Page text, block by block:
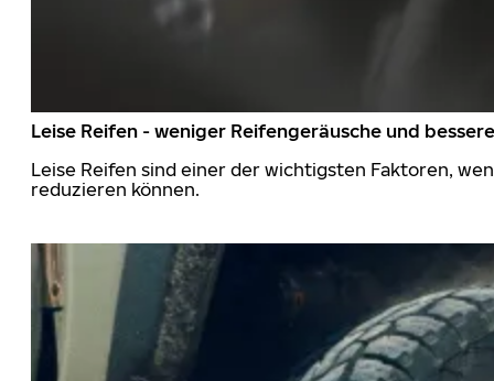
Leise Reifen - weniger Reifengeräusche und
Leise Reifen sind einer der wichtigsten Faktoren,
reduzieren können.